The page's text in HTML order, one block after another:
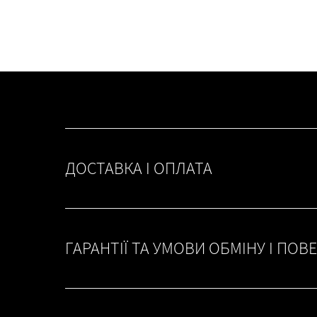
ДОСТАВКА І ОПЛАТА
ГАРАНТІЇ ТА УМОВИ ОБМІНУ І